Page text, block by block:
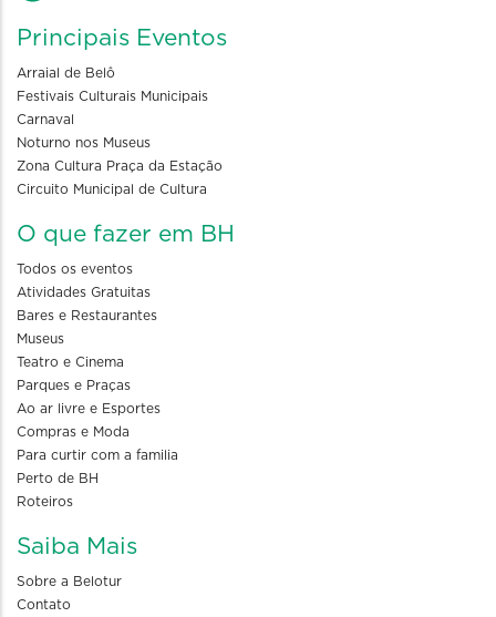
Principais Eventos
Arraial de Belô
Festivais Culturais Municipais
Carnaval
Noturno nos Museus
Zona Cultura Praça da Estação
Circuito Municipal de Cultura
O que fazer em BH
Todos os eventos
Atividades Gratuitas
Bares e Restaurantes
Museus
Teatro e Cinema
Parques e Praças
Ao ar livre e Esportes
Compras e Moda
Para curtir com a familia
Perto de BH
Roteiros
Saiba Mais
Sobre a Belotur
Contato